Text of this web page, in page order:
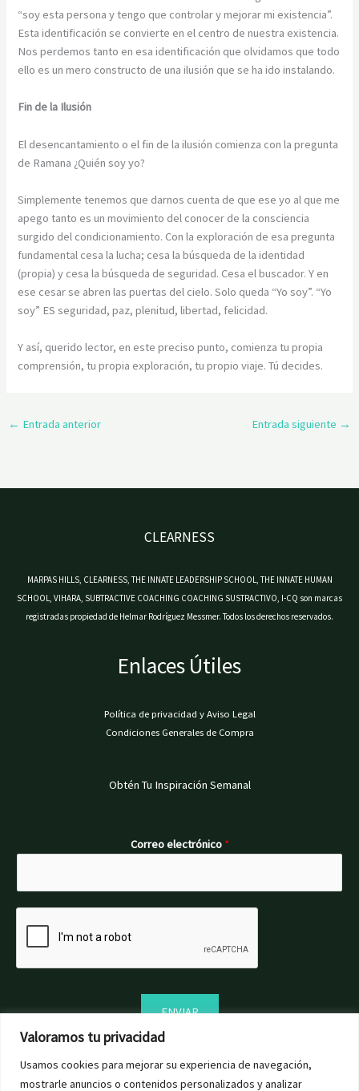
Valoramos tu privacidad
Usamos cookies para mejorar su experiencia de navegación,
mostrarle anuncios o contenidos personalizados y analizar
“soy esta persona y tengo que controlar y mejorar mi existencia”.
Esta identificación se convierte en el centro de nuestra existencia.
Nos perdemos tanto en esa identificación que olvidamos que todo
ello es un mero constructo de una ilusión que se ha ido instalando.
Fin de la Ilusión
El desencantamiento o el fin de la ilusión comienza con la pregunta
de Ramana ¿Quién soy yo?
Simplemente tenemos que darnos cuenta de que ese yo al que me
apego tanto es un movimiento del conocer de la consciencia
surgido del condicionamiento. Con la exploración de esa pregunta
fundamental cesa la lucha; cesa la búsqueda de la identidad
(propia) y cesa la búsqueda de seguridad. Cesa el buscador. Y en
ese cesar se abren las puertas del cielo. Solo queda “Yo soy”. “Yo
soy” ES seguridad, paz, plenitud, libertad, felicidad.
Y así, querido lector, en este preciso punto, comienza tu propia
comprensión, tu propia exploración, tu propio viaje. Tú decides.
← Entrada anterior Entrada siguiente →
CLEARNESS
MARPAS HILLS, CLEARNESS, THE INNATE LEADERSHIP SCHOOL, THE INNATE HUMAN
SCHOOL, VIHARA, SUBTRACTIVE COACHING COACHING SUSTRACTIVO, I-CQ son marcas
registradas propiedad de Helmar Rodríguez Messmer. Todos los derechos reservados.
Enlaces Útiles
Política de privacidad y Aviso Legal
Condiciones Generales de Compra
Obtén Tu Inspiración Semanal
Correo electrónico *
ENVIAR